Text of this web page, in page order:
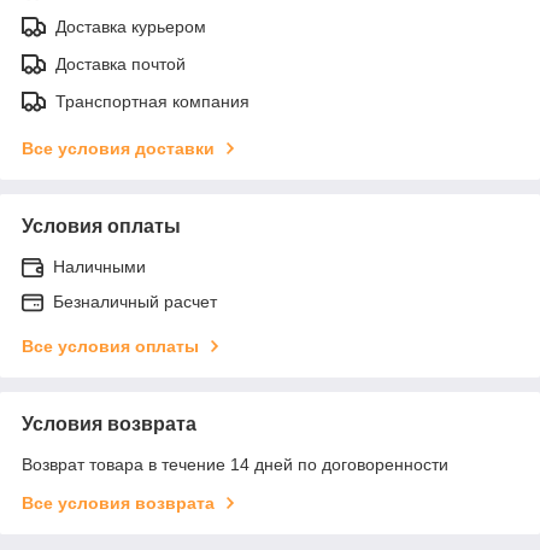
Доставка курьером
Доставка почтой
Транспортная компания
Все условия доставки
Условия оплаты
Наличными
Безналичный расчет
Все условия оплаты
Условия возврата
Возврат товара в течение 14 дней по договоренности
Все условия возврата